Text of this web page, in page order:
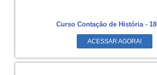
Curso Contação de História -
ACESSAR AGORA!